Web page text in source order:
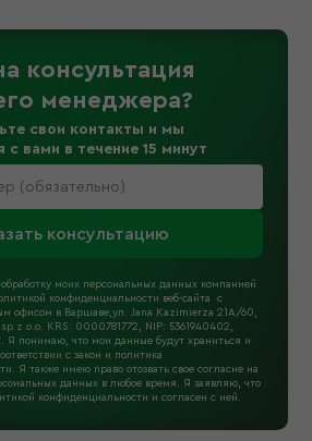
консультация
менеджера?
свои контакты и мы
с вами в течение 15 минут
консультацию
моих персональных данных компанией
конфиденциальности веб-сайта с
офисом в Варшаве,ул. Jana Kazimierza 21A/60,
sp.z o.o. KRS: 0000781772, NIP: 5361940402,
Я понимаю, что мои данные будут храниться и
с закон и политика
Я также имею право отозвать свое согласие на
данных в любое время. Я заявляю, что
конфиденциальности и согласен с ней.